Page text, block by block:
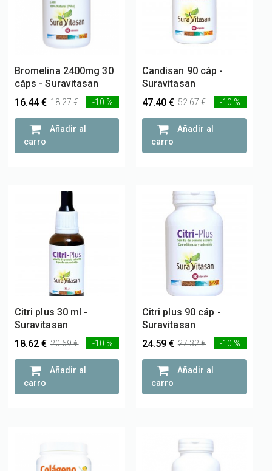
Bromelina 2400mg 30
cáps - Suravitasan
16.44 € 18.27 € -10 %
Añadir al
carro
Candisan 90 cáp -
Suravitasan
47.40 € 52.67 € -10 %
Añadir al
carro
Citri plus 30 ml -
Suravitasan
18.62 € 20.69 € -10 %
Añadir al
carro
Citri plus 90 cáp -
Suravitasan
24.59 € 27.32 € -10 %
Añadir al
carro